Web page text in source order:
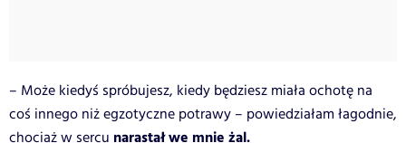
– Może kiedyś spróbujesz, kiedy będziesz miała ochotę na
coś innego niż egzotyczne potrawy – powiedziałam łagodnie,
chociaż w sercu narastał we mnie żal.